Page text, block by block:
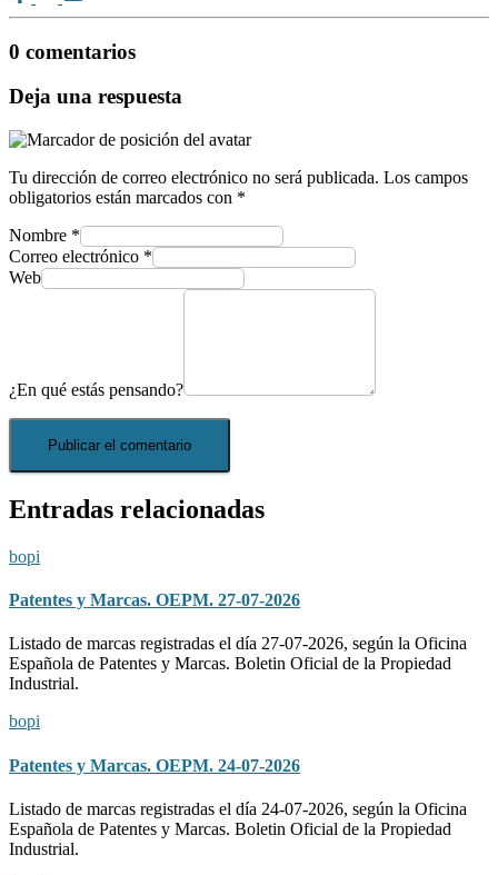
0 comentarios
Deja una respuesta
Tu dirección de correo electrónico no será publicada. Los campos
obligatorios están marcados con *
Nombre *
Correo electrónico *
Web
¿En qué estás pensando?
Entradas relacionadas
bopi
Patentes y Marcas. OEPM. 27-07-2026
Listado de marcas registradas el día 27-07-2026, según la Oficina
Española de Patentes y Marcas. Boletin Oficial de la Propiedad
Industrial.
bopi
Patentes y Marcas. OEPM. 24-07-2026
Listado de marcas registradas el día 24-07-2026, según la Oficina
Española de Patentes y Marcas. Boletin Oficial de la Propiedad
Industrial.